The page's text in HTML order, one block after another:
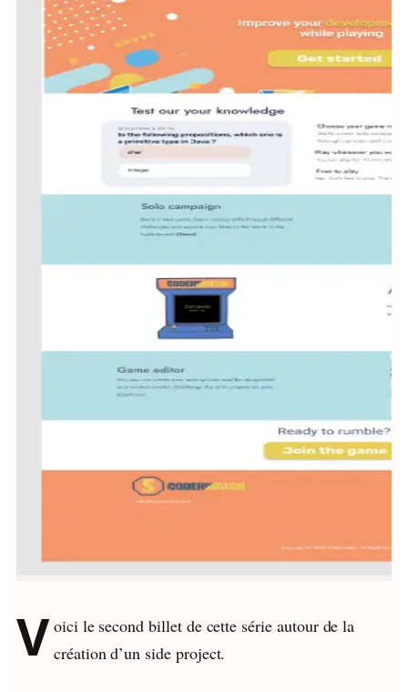
V oici le second billet de cette série autour de la
création d’un side project.